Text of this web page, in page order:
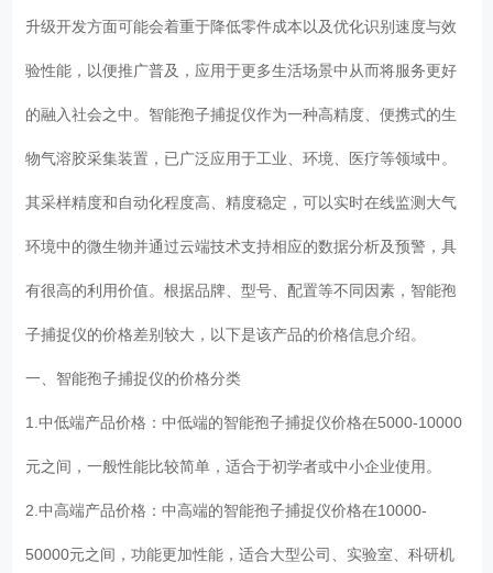
升级开发方面可能会着重于降低零件成本以及优化识别速度与效
验性能，以便推广普及，应用于更多生活场景中从而将服务更好
的融入社会之中。智能孢子捕捉仪作为一种高精度、便携式的生
物气溶胶采集装置，已广泛应用于工业、环境、医疗等领域中。
其采样精度和自动化程度高、精度稳定，可以实时在线监测大气
环境中的微生物并通过云端技术支持相应的数据分析及预警，具
有很高的利用价值。根据品牌、型号、配置等不同因素，智能孢
子捕捉仪的价格差别较大，以下是该产品的价格信息介绍。
一、智能孢子捕捉仪的价格分类
1.中低端产品价格：中低端的智能孢子捕捉仪价格在5000-10000
元之间，一般性能比较简单，适合于初学者或中小企业使用。
2.中高端产品价格：中高端的智能孢子捕捉仪价格在10000-
50000元之间，功能更加性能，适合大型公司、实验室、科研机